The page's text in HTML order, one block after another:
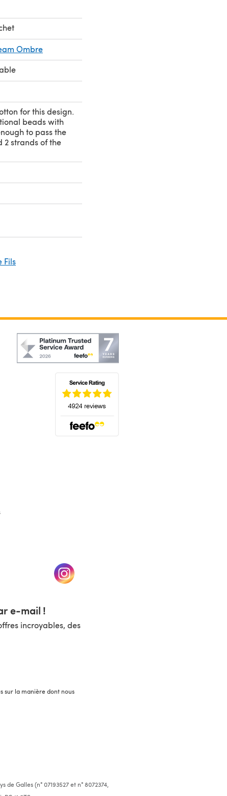
Ombre
for this design.
beads with
to pass the
2 strands of the
Fils
nouvel onglet) (s'ouvre dans un nouvel onglet)
e-mail !
incroyables, des
sur la manière dont nous
Galles (n° 07193527 et n° 8072374,